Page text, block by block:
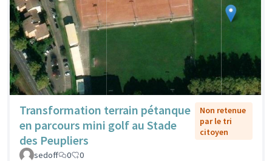
Transformation terrain pétanque
en parcours mini golf au Stade
des Peupliers
Non retenue
par le tri
citoyen
sedoff 0 0